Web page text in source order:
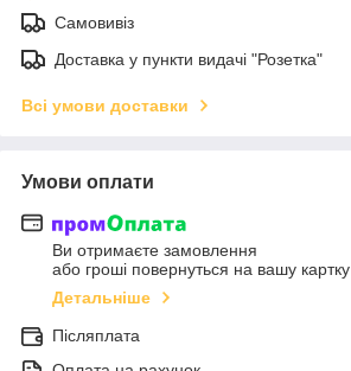
Самовивіз
Доставка у пункти видачі "Розетка"
Всі умови доставки
Умови оплати
Ви отримаєте замовлення
або гроші повернуться на вашу картку
Детальніше
Післяплата